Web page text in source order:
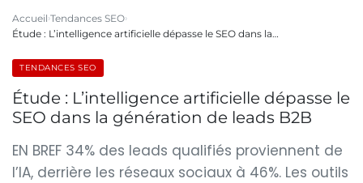
Accueil Tendances SEO
Étude : L’intelligence artificielle dépasse le SEO dans la…
TENDANCES SEO
Étude : L’intelligence artificielle dépasse le
SEO dans la génération de leads B2B
EN BREF 34% des leads qualifiés proviennent de
l’IA, derrière les réseaux sociaux à 46%. Les outils